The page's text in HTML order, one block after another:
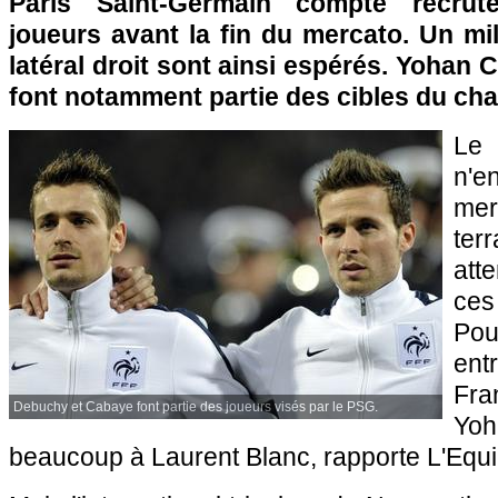
joueurs avant la fin du mercato. Un
latéral droit sont ainsi espérés. Yohan
font notamment partie des cibles du
Debuchy et Cabaye font partie des joueurs visés par le PSG.
Le
beaucoup à Laurent Blanc, rapporte